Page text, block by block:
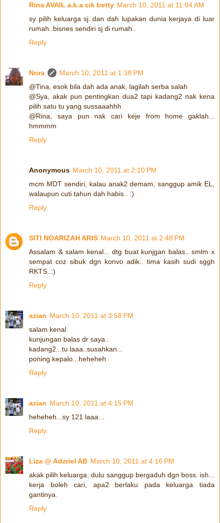
Rina AVAIL a.k.a cik betty March 10, 2011 at 11:04 AM
sy pilih keluarga sj..dan dah lupakan dunia kerjaya di luar
rumah..bisnes sendiri sj di rumah..
Reply
Nora
March 10, 2011 at 1:38 PM
@Tina, esok bila dah ada anak, lagilah serba salah
@Sya, akak pun pentingkan dua2 tapi kadang2 nak kena
pilih satu tu yang sussaaahhh
@Rina, saya pun nak cari keje from home gaklah...
hmmmm
Reply
Anonymous March 10, 2011 at 2:10 PM
mcm MDT sendiri, kalau anak2 demam, sanggup amik EL,
walaupun cuti tahun dah habis.. :)
Reply
SITI NOARIZAH ARIS March 10, 2011 at 2:48 PM
Assalam & salam kenal... dtg buat kunjgan balas.. smlm x
sempat coz sibuk dgn konvo adik.. tima kasih sudi sggh
RKTS..:)
Reply
azian March 10, 2011 at 3:58 PM
salam kenal
kunjungan balas dr saya..
kadang2...tu laaa..susahkan...
poning kepalo...heheheh
Reply
azian March 10, 2011 at 4:15 PM
heheheh...sy 121 laaa...
Reply
Liza @ Adzriel AB March 10, 2011 at 4:16 PM
akak pilih keluarga. dulu sanggup bergaduh dgn boss. ish...
kerja boleh cari, apa2 berlaku pada keluarga tiada
gantinya.
Reply